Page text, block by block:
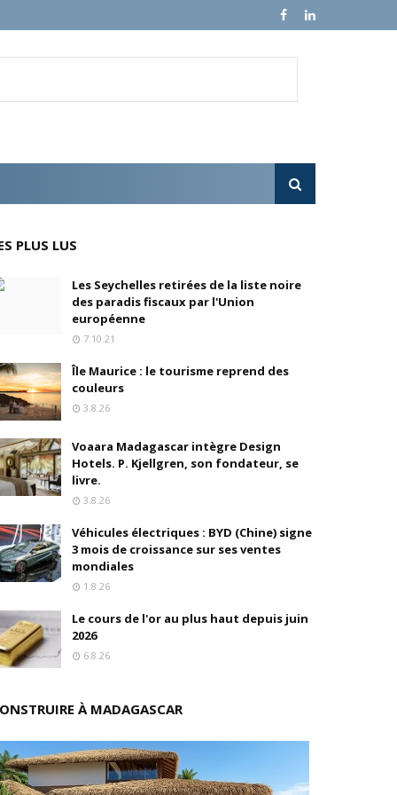
sur ses ventes mondiales
de FedEx Supply Chain
pions
fonds
PLUS LUS
Les Seychelles retirées de la liste noire
des paradis fiscaux par l'Union
européenne
7.10.21
Île Maurice : le tourisme reprend des
couleurs
3.8.26
Voaara Madagascar intègre Design
Hotels. P. Kjellgren, son fondateur, se
livre.
3.8.26
Véhicules électriques : BYD (Chine) signe
3 mois de croissance sur ses ventes
mondiales
1.8.26
Le cours de l'or au plus haut depuis juin
2026
6.8.26
À MADAGASCAR